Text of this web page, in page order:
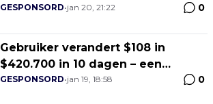
betekent dit?
GESPONSORD•jan 20, 21:22 0
Gebruiker verandert $108 in
$420.700 in 10 dagen – een
verbluffende stijging van 3900x
GESPONSORD•jan 19, 18:58 0